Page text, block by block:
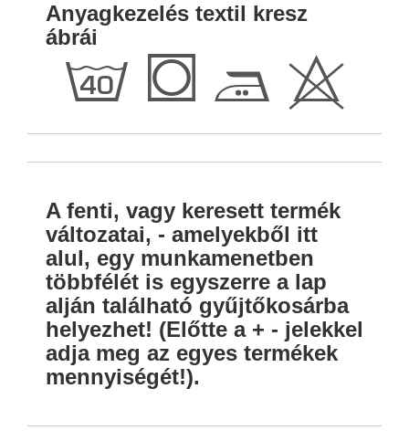
Anyagkezelés textil kresz
ábrái
h Q E H
A fenti, vagy keresett termék
változatai, - amelyekből itt
alul, egy munkamenetben
többfélét is egyszerre a lap
alján található gyűjtőkosárba
helyezhet! (Előtte a + - jelekkel
adja meg az egyes termékek
mennyiségét!).